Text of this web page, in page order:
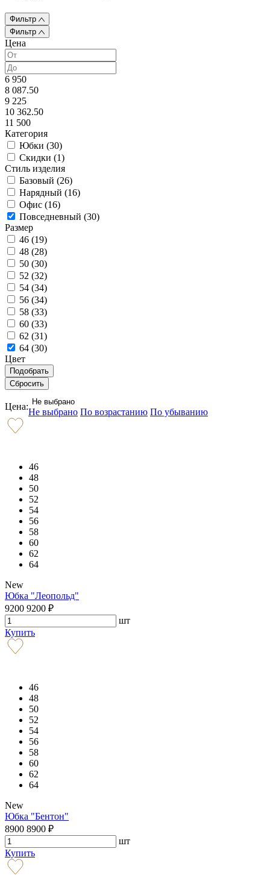
Фильтр
Фильтр
Цена
6 950
8 087.50
9 225
10 362.50
11 500
Категория
Юбки (30)
Скидки (1)
Стиль изделия
Базовый (26)
Нарядный (16)
Офис (16)
Повседневный (30)
Размер
46 (19)
48 (28)
50 (30)
52 (32)
54 (34)
56 (34)
58 (33)
60 (33)
62 (31)
64 (30)
Цвет
Цена: Не выбрано
Не выбрано По возрастанию По убыванию
46
48
50
52
54
56
58
60
62
64
New
Юбка "Леопольд"
9200 9200 ₽
шт
Купить
46
48
50
52
54
56
58
60
62
64
New
Юбка "Бентон"
8900 8900 ₽
шт
Купить